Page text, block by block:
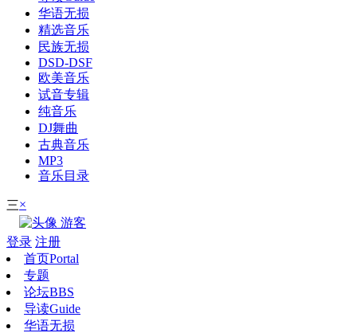
华语无损
精选音乐
民族无损
DSD-DSF
欧美音乐
试音专辑
纯音乐
DJ舞曲
古典音乐
MP3
音乐目录
三×
游客
登录 注册
首页Portal
专题
论坛BBS
导读Guide
华语无损